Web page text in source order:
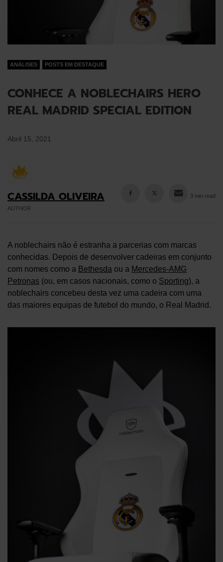
ANÁLISES POSTS EM DESTAQUE
CONHECE A NOBLECHAIRS HERO
REAL MADRID SPECIAL EDITION
Abril 15, 2021
CASSILDA OLIVEIRA
AUTHOR
3 min read
A noblechairs não é estranha a parcerias com marcas
conhecidas. Depois de desenvolver cadeiras em conjunto
com nomes como a Bethesda ou a Mercedes-AMG
Petronas (ou, em casos nacionais, como o Sporting), a
noblechairs concebeu desta vez uma cadeira com uma
das maiores equipas de futebol do mundo, o Real Madrid.